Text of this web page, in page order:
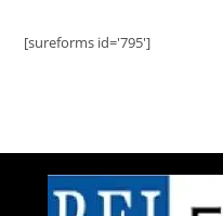
[sureforms id='795']